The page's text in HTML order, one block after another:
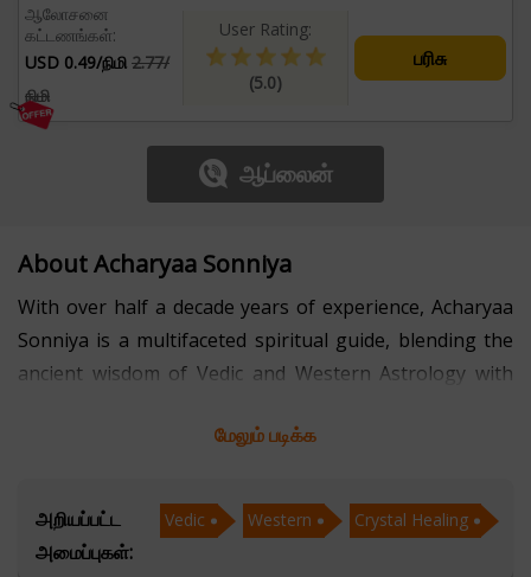
ஆலோசனை
கட்டணங்கள்:
USD 0.49/நிமி 2.77/
நிமி
User Rating:
(5.0)
பரிசு
ஆப்லைன்
About Acharyaa Sonniya
With over half a decade years of experience, Acharyaa
Sonniya is a multifaceted spiritual guide, blending the
ancient wisdom of Vedic and Western Astrology with
Angel Reading, and Pendulum Dowsing. Her deep
her to provide profound guidance, helping individuals
align with their true purpose and overcome life’s
obstacles.
மேலும் படிக்க
அறியப்பட்ட
அமைப்புகள்:
Vedic Western Crystal Healing